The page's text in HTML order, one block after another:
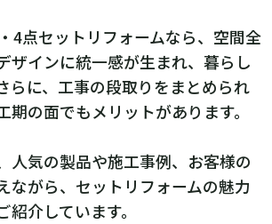
4点セットリフォームなら、空間全
ザインに統一感が生まれ、暮らし
らに、工事の段取りをまとめられ
期の面でもメリットがあります。
人気の製品や施工事例、お客様の
ながら、セットリフォームの魅力
介しています。